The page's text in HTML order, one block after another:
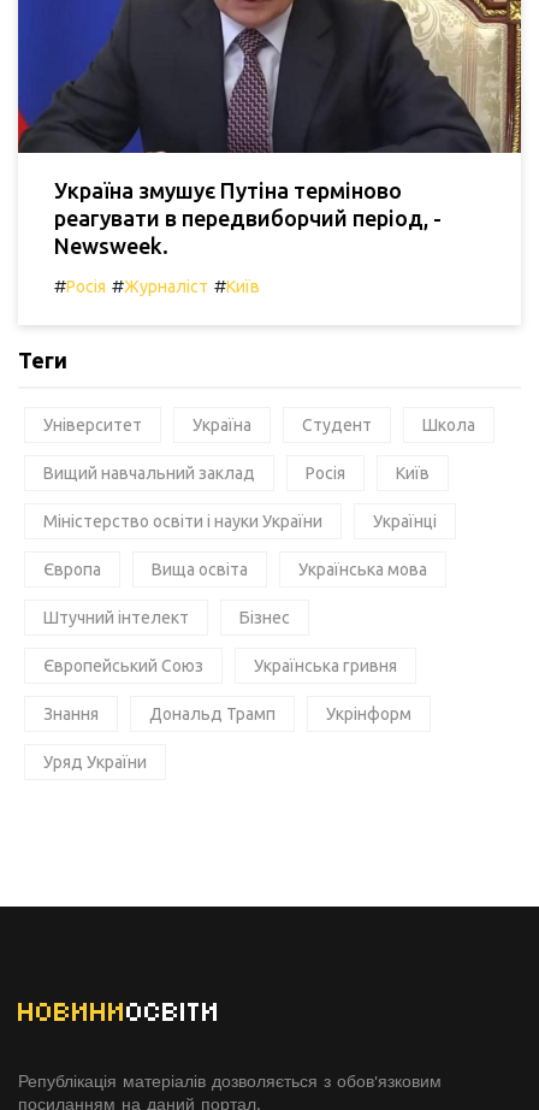
Україна змушує Путіна терміново
реагувати в передвиборчий період, -
Newsweek.
#Росія #Журналіст #Київ
Теги
Університет Україна Студент Школа
Вищий навчальний заклад Росія Київ
Міністерство освіти і науки України Українці
Європа Вища освіта Українська мова
Штучний інтелект Бізнес
Європейський Союз Українська гривня
Знання Дональд Трамп Укрінформ
Уряд України
НОВИНИОСВІТИ
Републікація матеріалів дозволяється з обов'язковим
посиланням на даний портал.